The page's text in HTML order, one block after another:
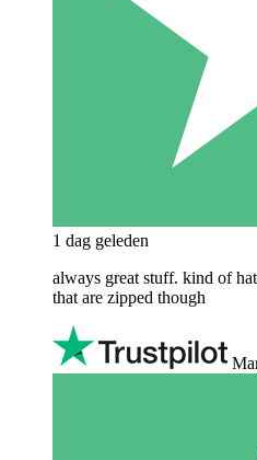
1 dag geleden
always great stuff. kind of
that are zipped though